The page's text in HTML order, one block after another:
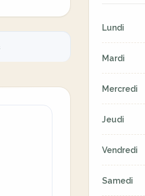
Lundi
Mardi
Mercredi
Jeudi
Vendredi
Samedi